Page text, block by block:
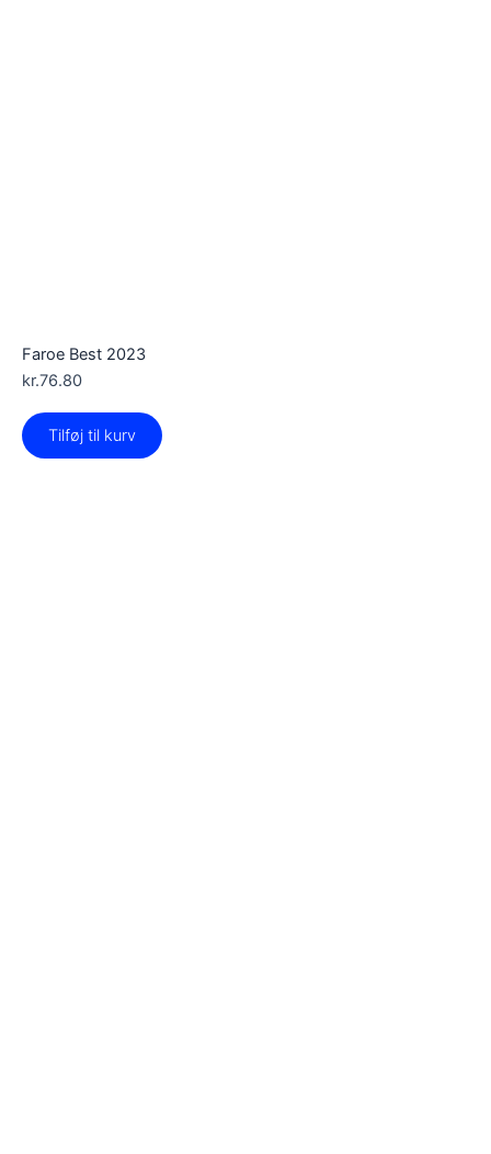
Faroe Best 2023
kr.76.80
Tilføj til kurv